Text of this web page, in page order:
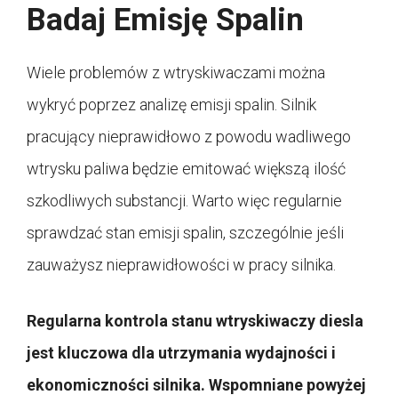
Badaj Emisję Spalin
Wiele problemów z wtryskiwaczami można
wykryć poprzez analizę emisji spalin. Silnik
pracujący nieprawidłowo z powodu wadliwego
wtrysku paliwa będzie emitować większą ilość
szkodliwych substancji. Warto więc regularnie
sprawdzać stan emisji spalin, szczególnie jeśli
zauważysz nieprawidłowości w pracy silnika.
Regularna kontrola stanu wtryskiwaczy diesla
jest kluczowa dla utrzymania wydajności i
ekonomiczności silnika. Wspomniane powyżej